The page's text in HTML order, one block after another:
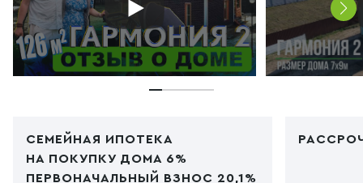
СЕМЕЙНАЯ ИПОТЕКА
НА ПОКУПКУ ДОМА 6%
ПЕРВОНАЧАЛЬНЫЙ ВЗНОС 20,1%